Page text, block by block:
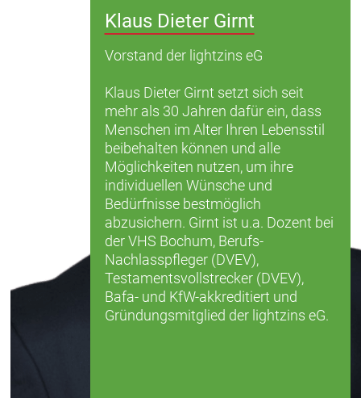
Klaus Dieter Girnt
Vorstand der lightzins eG
Klaus Dieter Girnt setzt sich seit
mehr als 30 Jahren dafür ein, dass
Menschen im Alter Ihren Lebensstil
beibehalten können und alle
Möglichkeiten nutzen, um ihre
individuellen Wünsche und
Bedürfnisse bestmöglich
abzusichern. Girnt ist u.a. Dozent bei
der VHS Bochum, Berufs-
Nachlasspfleger (DVEV),
Testamentsvollstrecker (DVEV),
Bafa- und KfW-akkreditiert und
Gründungsmitglied der lightzins eG.